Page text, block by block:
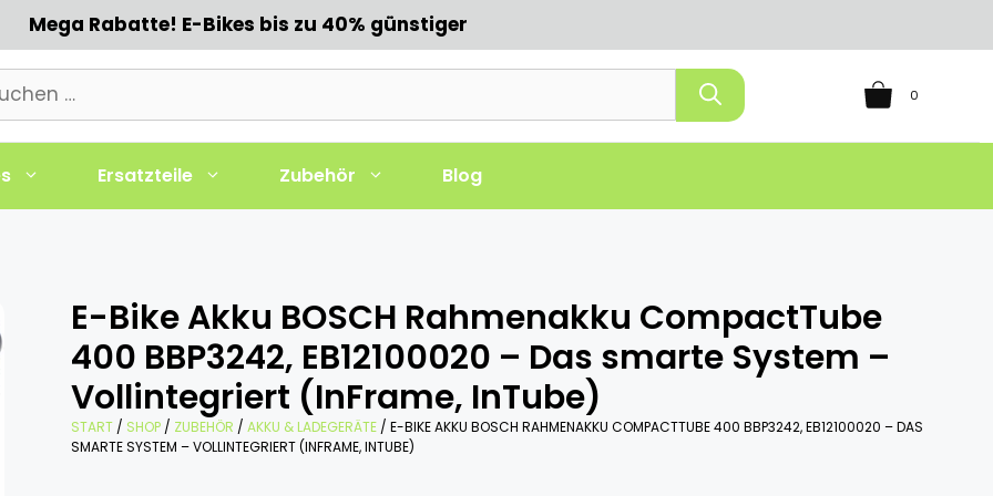
Mega Rabatte! E-Bikes bis zu 40% günstiger
0
Ersatzteile Zubehör Blog
E-Bike Akku BOSCH Rahmenakku CompactTube
400 BBP3242, EB12100020 – Das smarte System –
Vollintegriert (InFrame, InTube)
START / SHOP / ZUBEHÖR / AKKU & LADEGERÄTE / E-BIKE AKKU BOSCH RAHMENAKKU COMPACTTUBE 400 BBP3242, EB12100020 – DAS
SMARTE SYSTEM – VOLLINTEGRIERT (INFRAME, INTUBE)